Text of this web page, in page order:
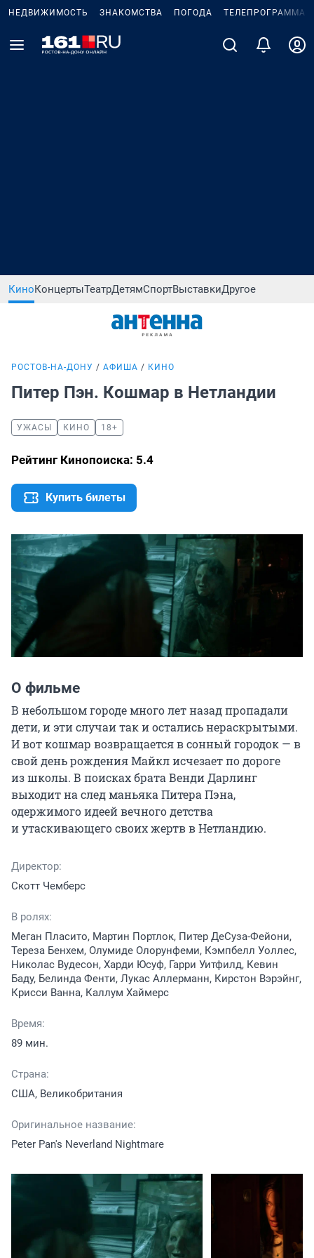
НЕДВИЖИМОСТЬ ЗНАКОМСТВА ПОГОДА ТЕЛЕПРОГРАММА
КиноКонцертыТеатрДетямСпортВыставкиДругое
РОСТОВ-НА-ДОНУ АФИША КИНО
Питер Пэн. Кошмар в Нетландии
УЖАСЫ КИНО 18+
Рейтинг Кинопоиска: 5.4
Купить билеты
О фильме
В небольшом городе много лет назад пропадали
дети, и эти случаи так и остались нераскрытыми.
И вот кошмар возвращается в сонный городок — в
свой день рождения Майкл исчезает по дороге
из школы. В поисках брата Венди Дарлинг
выходит на след маньяка Питера Пэна,
одержимого идеей вечного детства
и утаскивающего своих жертв в Нетландию.
Директор:
Скотт Чемберс
В ролях:
Меган Пласито, Мартин Портлок, Питер ДеСуза-Фейони,
Тереза Бенхем, Олумиде Олорунфеми, Кэмпбелл Уоллес,
Николас Вудесон, Харди Юсуф, Гарри Уитфилд, Кевин
Баду, Белинда Фенти, Лукас Аллерманн, Кирстон Вэрэйнг,
Крисси Ванна, Каллум Хаймерс
Время:
89 мин.
Страна:
США, Великобритания
Оригинальное название:
Peter Pan's Neverland Nightmare